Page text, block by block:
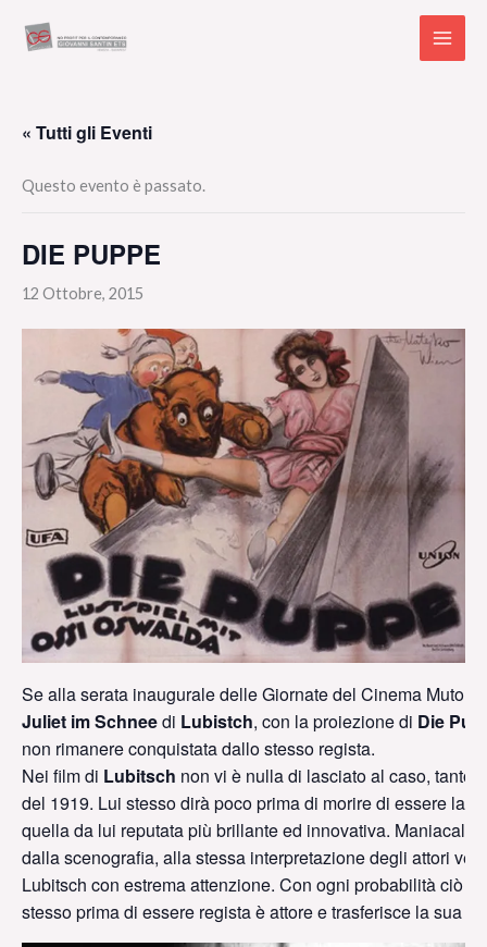
« Tutti gli Eventi
Questo evento è passato.
DIE PUPPE
12 Ottobre, 2015
Se alla serata inaugurale delle Giornate del Cinema Muto
Juliet im Schneedi Lubistch, con la proiezione di Die
non rimanere conquistata dallo stesso regista.
Nei film di Lubitsch non vi è nulla di lasciato al caso, tanto
del 1919. Lui stesso dirà poco prima di morire di essere la
quella da lui reputata più brillante ed innovativa. Maniacale
dalla scenografia, alla stessa interpretazione degli attori
Lubitsch con estrema attenzione. Con ogni probabilità ciò
stesso prima di essere regista è attore e trasferisce la sua